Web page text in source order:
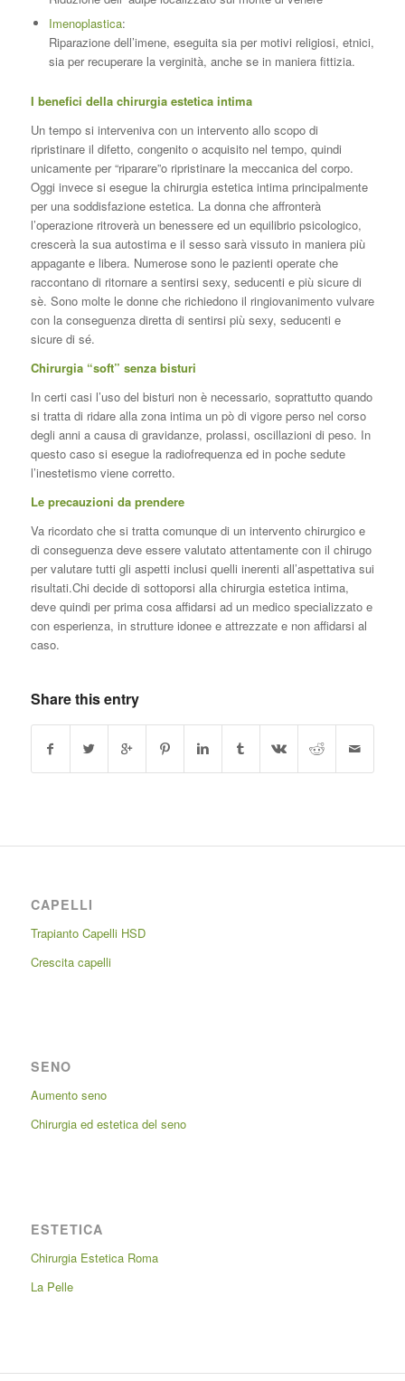
Imenoplastica:
Riparazione dell’imene, eseguita sia per motivi religiosi, etnici,
sia per recuperare la verginità, anche se in maniera fittizia.
I benefici della chirurgia estetica intima
Un tempo si interveniva con un intervento allo scopo di
ripristinare il difetto, congenito o acquisito nel tempo, quindi
unicamente per “riparare”o ripristinare la meccanica del corpo.
Oggi invece si esegue la chirurgia estetica intima principalmente
per una soddisfazione estetica. La donna che affronterà
l’operazione ritroverà un benessere ed un equilibrio psicologico,
crescerà la sua autostima e il sesso sarà vissuto in maniera più
appagante e libera. Numerose sono le pazienti operate che
raccontano di ritornare a sentirsi sexy, seducenti e più sicure di
sè. Sono molte le donne che richiedono il ringiovanimento vulvare
con la conseguenza diretta di sentirsi più sexy, seducenti e
sicure di sé.
Chirurgia “soft” senza bisturi
In certi casi l’uso del bisturi non è necessario, soprattutto quando
si tratta di ridare alla zona intima un pò di vigore perso nel corso
degli anni a causa di gravidanze, prolassi, oscillazioni di peso. In
questo caso si esegue la radiofrequenza ed in poche sedute
l’inestetismo viene corretto.
Le precauzioni da prendere
Va ricordato che si tratta comunque di un intervento chirurgico e
di conseguenza deve essere valutato attentamente con il chirugo
per valutare tutti gli aspetti inclusi quelli inerenti all’aspettativa sui
risultati.Chi decide di sottoporsi alla chirurgia estetica intima,
deve quindi per prima cosa affidarsi ad un medico specializzato e
con esperienza, in strutture idonee e attrezzate e non affidarsi al
caso.
Share this entry
CAPELLI
Trapianto Capelli HSD
Crescita capelli
SENO
Aumento seno
Chirurgia ed estetica del seno
ESTETICA
Chirurgia Estetica Roma
La Pelle